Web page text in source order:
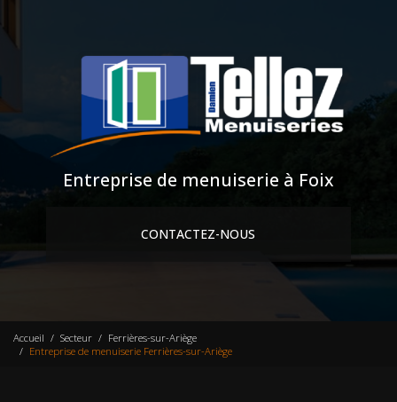
Entreprise de menuiserie à Foix
CONTACTEZ-NOUS
Accueil Secteur
Ferrières-sur-Ariège
Entreprise de menuiserie Ferrières-sur-Ariège